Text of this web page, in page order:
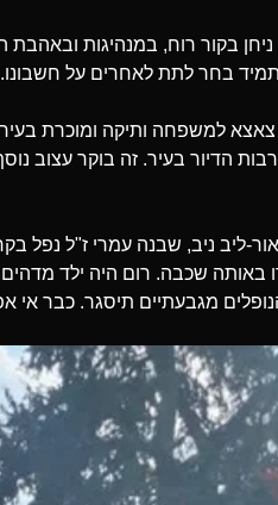
בקור רוח, במנהיגות
בחר לתת לאחרים על
צאצא למשפחה ותיקה ומוכרת
הדיור בעיר. זה בוקר עצוב
באותה שכבה. רום היה ילד
מגבעתיים תיסגר. כבר אי